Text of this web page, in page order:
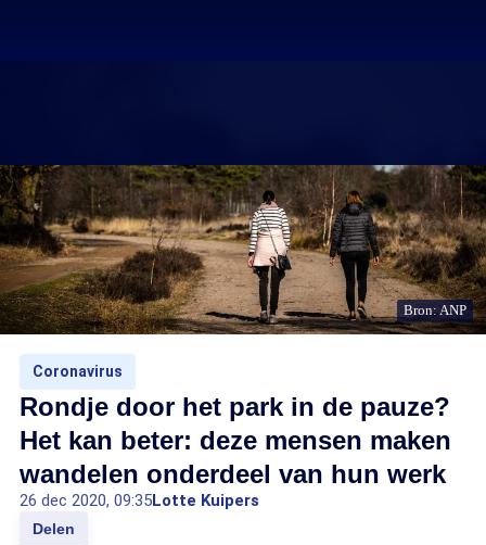
Bron: ANP
Coronavirus
Rondje door het park in de pauze?
Het kan beter: deze mensen maken
wandelen onderdeel van hun werk
26 dec 2020, 09:35Lotte Kuipers
Delen